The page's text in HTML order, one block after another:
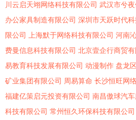
川云启天翊网络科技有限公司 武汉市兮
办公家具制造有限公司 深圳市天跃时代
限公司
上海默于网络科技有限公司 河南
费曼信息科技有限公司 北京壹企行商贸有
易教育科技发展有限公司 动漫制作 盘龙
矿业集团有限公司 周易算命 长沙恒旺网
福建亿策启元投资有限公司 南昌傲球汽
科技有限公司 常州恒久环保科技有限公司